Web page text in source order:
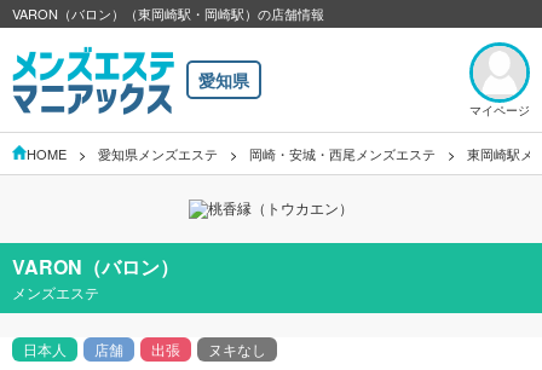
VARON（バロン）（東岡崎駅・岡崎駅）の店舗情報
愛知県
マイページ
HOME 愛知県メンズエステ 岡崎・安城・西尾メンズエステ 東岡崎駅メ
VARON（バロン）
メンズエステ
日本人 店舗 出張 ヌキなし